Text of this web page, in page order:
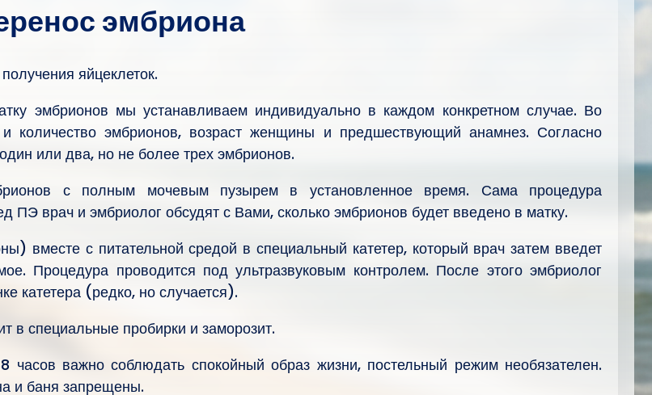
эмбриона
яйцеклеток.
эмбрионов мы устанавливаем индивидуально в каждом конкретном случае. Во
количество эмбрионов, возраст женщины и предшествующий анамнез. Согласно
или два, но не более трех эмбрионов.
с полным мочевым пузырем в установленное время. Сама процедура
ПЭ врач и эмбриолог обсудят с Вами, сколько эмбрионов будет введено в матку.
вместе с питательной средой в специальный катетер, который врач затем введет
Процедура проводится под ультразвуковым контролем. После этого эмбриолог
катетера (редко, но случается).
в специальные пробирки и заморозит.
важно соблюдать спокойный образ жизни, постельный режим необязателен.
и баня запрещены.